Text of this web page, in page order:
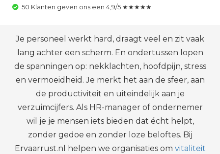
50 Klanten geven ons een 4,9/5 ★★★★★
Je personeel werkt hard, draagt veel en zit vaak
lang achter een scherm. En ondertussen lopen
de spanningen op: nekklachten, hoofdpijn, stress
en vermoeidheid. Je merkt het aan de sfeer, aan
de productiviteit en uiteindelijk aan je
verzuimcijfers. Als HR-manager of ondernemer
wil je je mensen iets bieden dat écht helpt,
zonder gedoe en zonder loze beloftes. Bij
Ervaarrust.nl helpen we organisaties om vitaliteit